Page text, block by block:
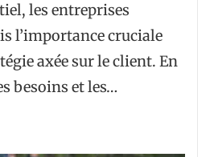
les entreprises
l’importance cruciale
axée sur le client. En
besoins et les…